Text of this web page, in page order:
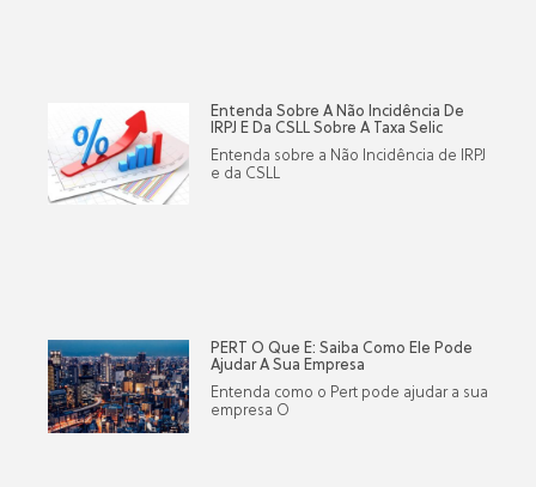
Entenda Sobre A Não Incidência De
IRPJ E Da CSLL Sobre A Taxa Selic
Entenda sobre a Não Incidência de IRPJ
e da CSLL
PERT O Que É: Saiba Como Ele Pode
Ajudar A Sua Empresa
Entenda como o Pert pode ajudar a sua
empresa O